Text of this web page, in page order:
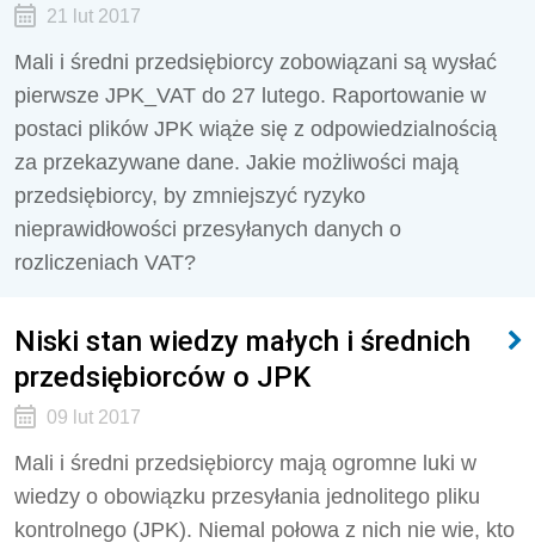
21 lut 2017
Mali i średni przedsiębiorcy zobowiązani są wysłać
pierwsze JPK_VAT do 27 lutego. Raportowanie w
postaci plików JPK wiąże się z odpowiedzialnością
za przekazywane dane. Jakie możliwości mają
przedsiębiorcy, by zmniejszyć ryzyko
nieprawidłowości przesyłanych danych o
rozliczeniach VAT?
Niski stan wiedzy małych i średnich
przedsiębiorców o JPK
09 lut 2017
Mali i średni przedsiębiorcy mają ogromne luki w
wiedzy o obowiązku przesyłania jednolitego pliku
kontrolnego (JPK). Niemal połowa z nich nie wie, kto